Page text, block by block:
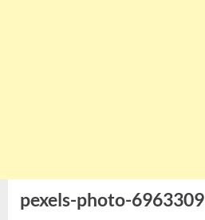
pexels-photo-6963309